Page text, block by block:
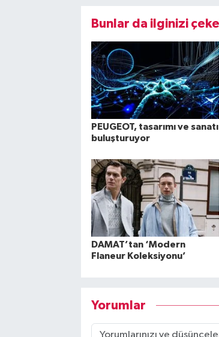
Bunlar da ilginizi
PEUGEOT, tasarımı ve sanatı
buluşturuyor
DAMAT’tan ‘Modern
Flaneur Koleksiyonu’
Yorumlar